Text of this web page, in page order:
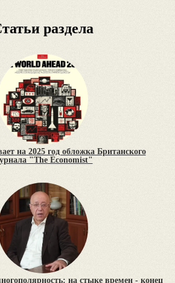
раздела
на 2025 год обложка Британского
"The Economist"
на стыке времен - конец